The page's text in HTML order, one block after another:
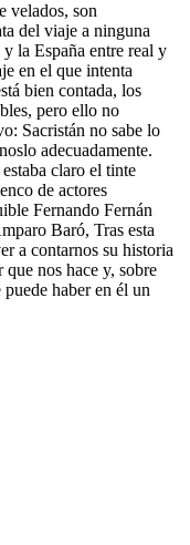
velados, son
del viaje a ninguna
la España entre real y
en el que intenta
bien contada, los
pero ello no
Sacristán no sabe lo
adecuadamente.
claro el tinte
de actores
Fernando Fernán
Baró, Tras esta
a contarnos su historia
nos hace y, sobre
haber en él un